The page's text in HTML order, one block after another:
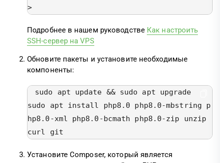
>
Подробнее в нашем руководстве Как настроить
SSH-сервер на VPS
Обновите пакеты и установите необходимые
компоненты:
sudo apt update && sudo apt upgrade
sudo apt install php8.0 php8.0-mbstring p
hp8.0-xml php8.0-bcmath php8.0-zip unzip
curl git
Установите Composer, который является